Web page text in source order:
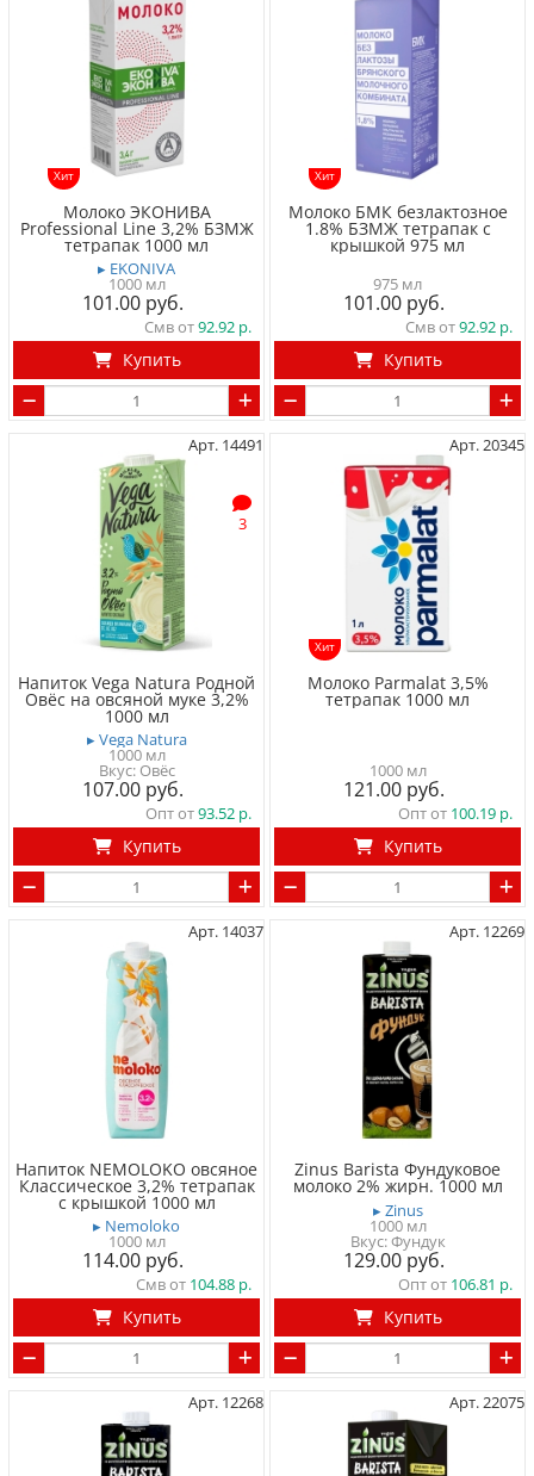
Хит
Молоко ЭКОНИВА
Professional Line 3,2% БЗМЖ
тетрапак 1000 мл
▸ EKONIVA
1000 мл
101.00
Смв от92.92
Купить
Хит
Молоко БМК безлактозное
1.8% БЗМЖ тетрапак с
крышкой 975 мл
975 мл
101.00
Смв от92.92
Купить
Арт. 14491
3
Напиток Vega Natura Родной
Овёс на овсяной муке 3,2%
1000 мл
▸ Vega Natura
1000 мл
Вкус: Овёс
107.00
Опт от93.52
Купить
Арт. 20345
Хит
Молоко Parmalat 3,5%
тетрапак 1000 мл
1000 мл
121.00
Опт от 100.19
Купить
Арт. 14037
Напиток NEMOLOKO овсяное
Классическое 3,2% тетрапак
с крышкой 1000 мл
▸ Nemoloko
1000 мл
114.00
Смв от 104.88
Купить
Арт. 12269
Zinus Barista Фундуковое
молоко 2% жирн. 1000 мл
▸ Zinus
1000 мл
Вкус: Фундук
129.00
Опт от 106.81
Купить
Арт. 12268 Арт. 22075